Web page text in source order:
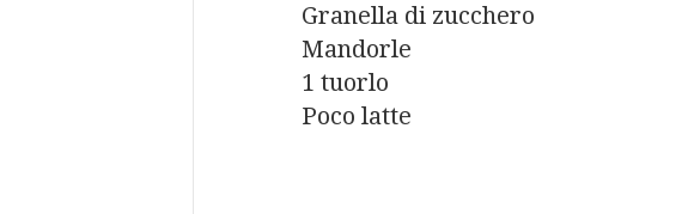
Granella di zucchero
Mandorle
1 tuorlo
Poco latte